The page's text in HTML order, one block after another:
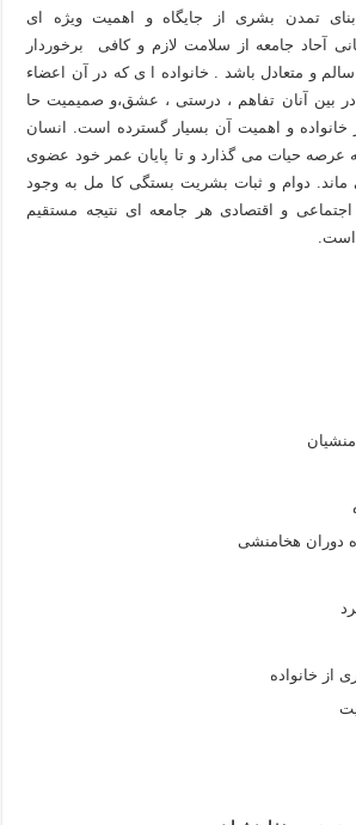
تمدن بشری از جایگاه و اهمیت ویژه ای
آحاد جامعه از سلامت لازم و کافی برخوردار
و متعادل باشد . خانواده ا ی که در آن اعضاء
بین آنان تفاهم ، درستی ، عشق،و صمیمیت حا
خانواده و اهمیت آن بسیار گسترده است. انسان
عرصه حیات می گذارد و تا پایان عمر خود عضوی
ماند. دوام و ثبات بشریت بستگی کا مل به وجود
اجتماعی و اقتصادی هر جامعه ای نتیجه مستقیم
است.
دوران هخامنشی
از خانواده